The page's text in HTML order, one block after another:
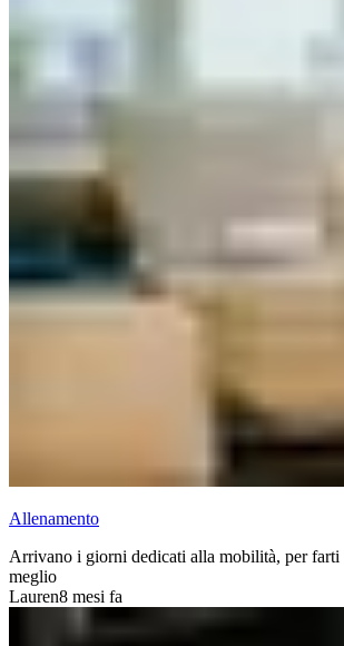
Allenamento
Arrivano i giorni dedicati alla mobilità, per farti
meglio
Lauren8 mesi fa